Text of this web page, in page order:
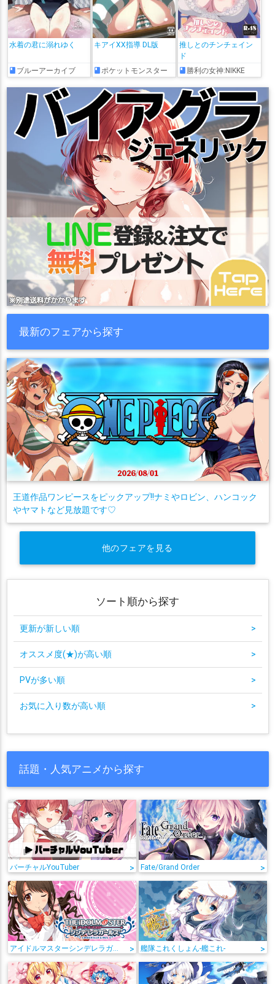
水着の君に溺れゆく
ブルーアーカイブ
キアイXX指導 DL版
ポケットモンスター
推しとのチンチェイン
ド
勝利の女神:NIKKE
最新のフェアから探す
王道作品ワンピースをピックアップ!!ナミやロビン、ハンコック
やヤマトなど見放題です♡
他のフェアを見る
ソート順から探す
更新が新しい順 >
オススメ度(★)が高い順 >
PVが多い順 >
お気に入り数が高い順 >
話題・人気アニメから探す
バーチャルYouTuber > Fate/Grand Order >
アイドルマスターシンデレラガールズ > 艦隊これくしょん-艦これ- >